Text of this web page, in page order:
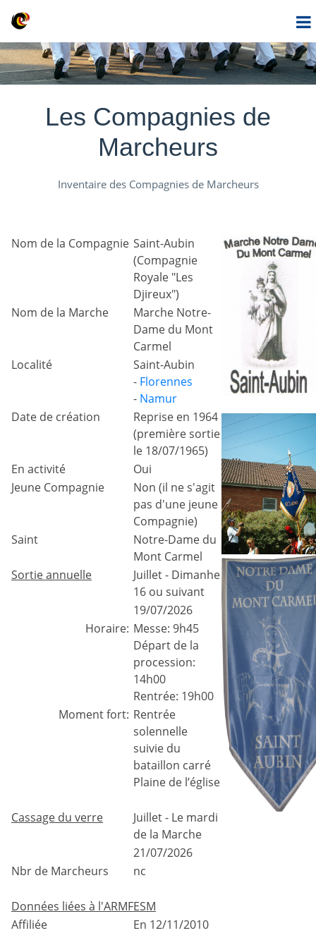
Les Compagnies de
Marcheurs
Inventaire des Compagnies de Marcheurs
Nom de la Compagnie Saint-Aubin
(Compagnie
Royale "Les
Djireux")
Nom de la Marche
Marche Notre-
Dame du Mont
Carmel
Localité
Saint-Aubin
- Florennes
- Namur
Date de création
Reprise en 1964
(première sortie
le 18/07/1965)
En activité
Oui
Jeune Compagnie
Non (il ne s'agit
pas d'une jeune
Compagnie)
Saint
Notre-Dame du
Mont Carmel
Sortie annuelle
Juillet - Dimanhe
16 ou suivant
19/07/2026
Horaire: Messe: 9h45
Départ de la
procession:
14h00
Rentrée: 19h00
Moment fort: Rentrée
solennelle
suivie du
bataillon carré
Plaine de l’église
Cassage du verre
Juillet - Le mardi
de la Marche
21/07/2026
Nbr de Marcheurs
nc
Données liées à l'ARMFESM
Affiliée
En 12/11/2010